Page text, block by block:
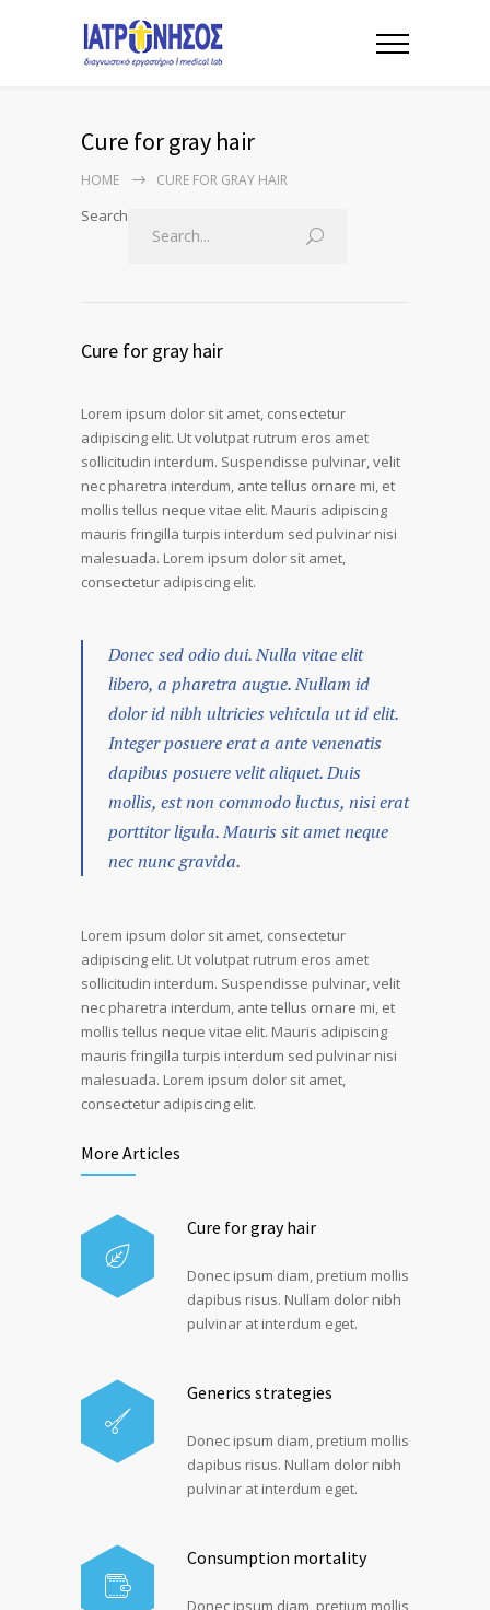
Cure for gray hair
HOME CURE FOR GRAY HAIR
Search
Cure for gray hair
Lorem ipsum dolor sit amet, consectetur
adipiscing elit. Ut volutpat rutrum eros amet
sollicitudin interdum. Suspendisse pulvinar, velit
nec pharetra interdum, ante tellus ornare mi, et
mollis tellus neque vitae elit. Mauris adipiscing
mauris fringilla turpis interdum sed pulvinar nisi
malesuada. Lorem ipsum dolor sit amet,
consectetur adipiscing elit.
Donec sed odio dui. Nulla vitae elit
libero, a pharetra augue. Nullam id
dolor id nibh ultricies vehicula ut id elit.
Integer posuere erat a ante venenatis
dapibus posuere velit aliquet. Duis
mollis, est non commodo luctus, nisi erat
porttitor ligula. Mauris sit amet neque
nec nunc gravida.
Lorem ipsum dolor sit amet, consectetur
adipiscing elit. Ut volutpat rutrum eros amet
sollicitudin interdum. Suspendisse pulvinar, velit
nec pharetra interdum, ante tellus ornare mi, et
mollis tellus neque vitae elit. Mauris adipiscing
mauris fringilla turpis interdum sed pulvinar nisi
malesuada. Lorem ipsum dolor sit amet,
consectetur adipiscing elit.
More Articles
Cure for gray hair
Donec ipsum diam, pretium mollis
dapibus risus. Nullam dolor nibh
pulvinar at interdum eget.
Generics strategies
Donec ipsum diam, pretium mollis
dapibus risus. Nullam dolor nibh
pulvinar at interdum eget.
Consumption mortality
Donec ipsum diam, pretium mollis